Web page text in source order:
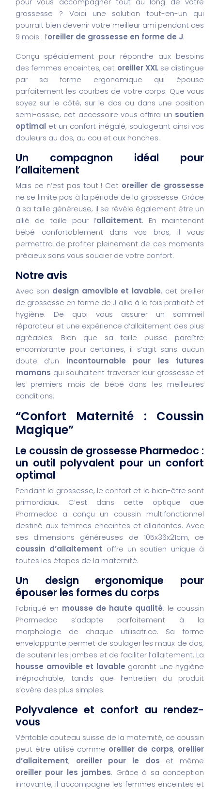
grossesse ? Voici une solution tout-en-un qui
pourrait bien devenir votre meilleur ami pendant ces
9 mois : l’oreiller de grossesse en forme de J.
Conçu spécialement pour répondre aux besoins
des femmes enceintes, cet oreiller XXLse distingue
par sa forme ergonomique qui épouse
parfaitement les courbes de votre corps. Que vous
soyez sur le côté, sur le dos ou dans une position
semi-assise, cet accessoire vous offrira un soutien
optimal et un confort inégalé, soulageant ainsi vos
douleurs au dos, au cou et aux hanches.
Un compagnon idéal pour
l’allaitement
Mais ce n’est pas tout ! Cet oreiller de grossesse
ne se limite pas à la période de la grossesse. Grâce
à sa taille généreuse, il se révèle également être un
allié de taille pour l’allaitement. En maintenant
bébé confortablement dans vos bras, il vous
permettra de profiter pleinement de ces moments
précieux sans vous soucier de votre confort.
Notre avis
Avec son design amovible et lavable, cet oreiller
de grossesse en forme de J allie à la fois praticité et
hygiène. De quoi vous assurer un sommeil
réparateur et une expérience d’allaitement des plus
agréables. Bien que sa taille puisse paraître
encombrante pour certaines, il s’agit sans aucun
doute d’un incontournable pour les futures
mamans qui souhaitent traverser leur grossesse et
les premiers mois de bébé dans les meilleures
conditions.
“Confort Maternité : Coussin
Magique”
Le coussin de grossesse Pharmedoc :
un outil polyvalent pour un confort
optimal
Pendant la grossesse, le confort et le bien-être sont
primordiaux. C’est dans cette optique que
Pharmedoc a conçu un coussin multifonctionnel
destiné aux femmes enceintes et allaitantes. Avec
ses dimensions généreuses de 105x36x21cm, ce
coussin d’allaitement offre un soutien unique à
toutes les étapes de la maternité.
Un design ergonomique pour
épouser les formes du corps
Fabriqué en mousse de haute qualité, le coussin
Pharmedoc s’adapte parfaitement à la
morphologie de chaque utilisatrice. Sa forme
enveloppante permet de soulager les maux de dos,
de soutenir les jambes et de faciliter l’allaitement. La
housse amovible et lavable garantit une hygiène
irréprochable, tandis que l’entretien du produit
s’avère des plus simples.
Polyvalence et confort au rendez-
vous
Véritable couteau suisse de la maternité, ce coussin
peut être utilisé comme oreiller de corps, oreiller
d’allaitement, oreiller pour le dos et même
oreiller pour les jambes. Grâce à sa conception
innovante, il accompagne les femmes enceintes et